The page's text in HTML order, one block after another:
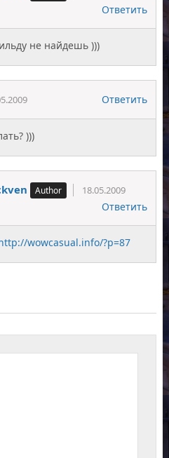
Ответить
не найдешь )))
Ответить
)))
18.05.2009
Ответить
wowcasual.info/?p=87